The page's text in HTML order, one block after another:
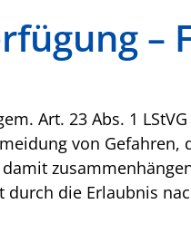
–
Art. 23 Abs. 1
von Gefahren,
die Erlaubnis